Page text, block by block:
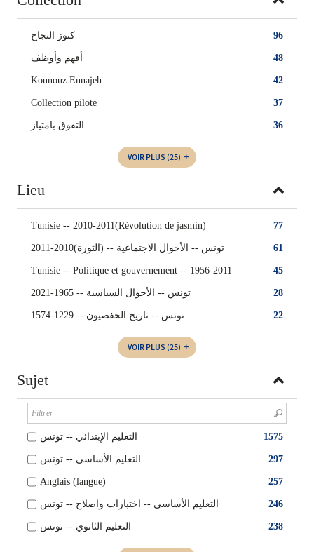
96 كنوز النجاح
48 أفهم وأوظف
42
Kounouz Ennajeh
37
Collection pilote
36 التفوق بامتياز
VOIR PLUS (25)
Lieu
77
Tunisie -- 2010-2011(Révolution de jasmin)
61 تونس‏ -- ‏الأحوال الاجتماعية -- ‏(الثورة)2010-2011
45
Tunisie -- Politique et gouvernement -- 1956-2011
28 تونس -- الأحوال السياسية -- 1965-2021
22 تونس -- تاريخ الحفصيون -- 1229-1574
VOIR PLUS (25)
Sujet
1575 التعليم الإبتدائي -- تونس
297 التعليم الأساسي -- تونس
257
Anglais (langue)
246 التعليم الأساسي -- اختبارات واصلاح -- تونس
238 التعليم الثانوي -- تونس